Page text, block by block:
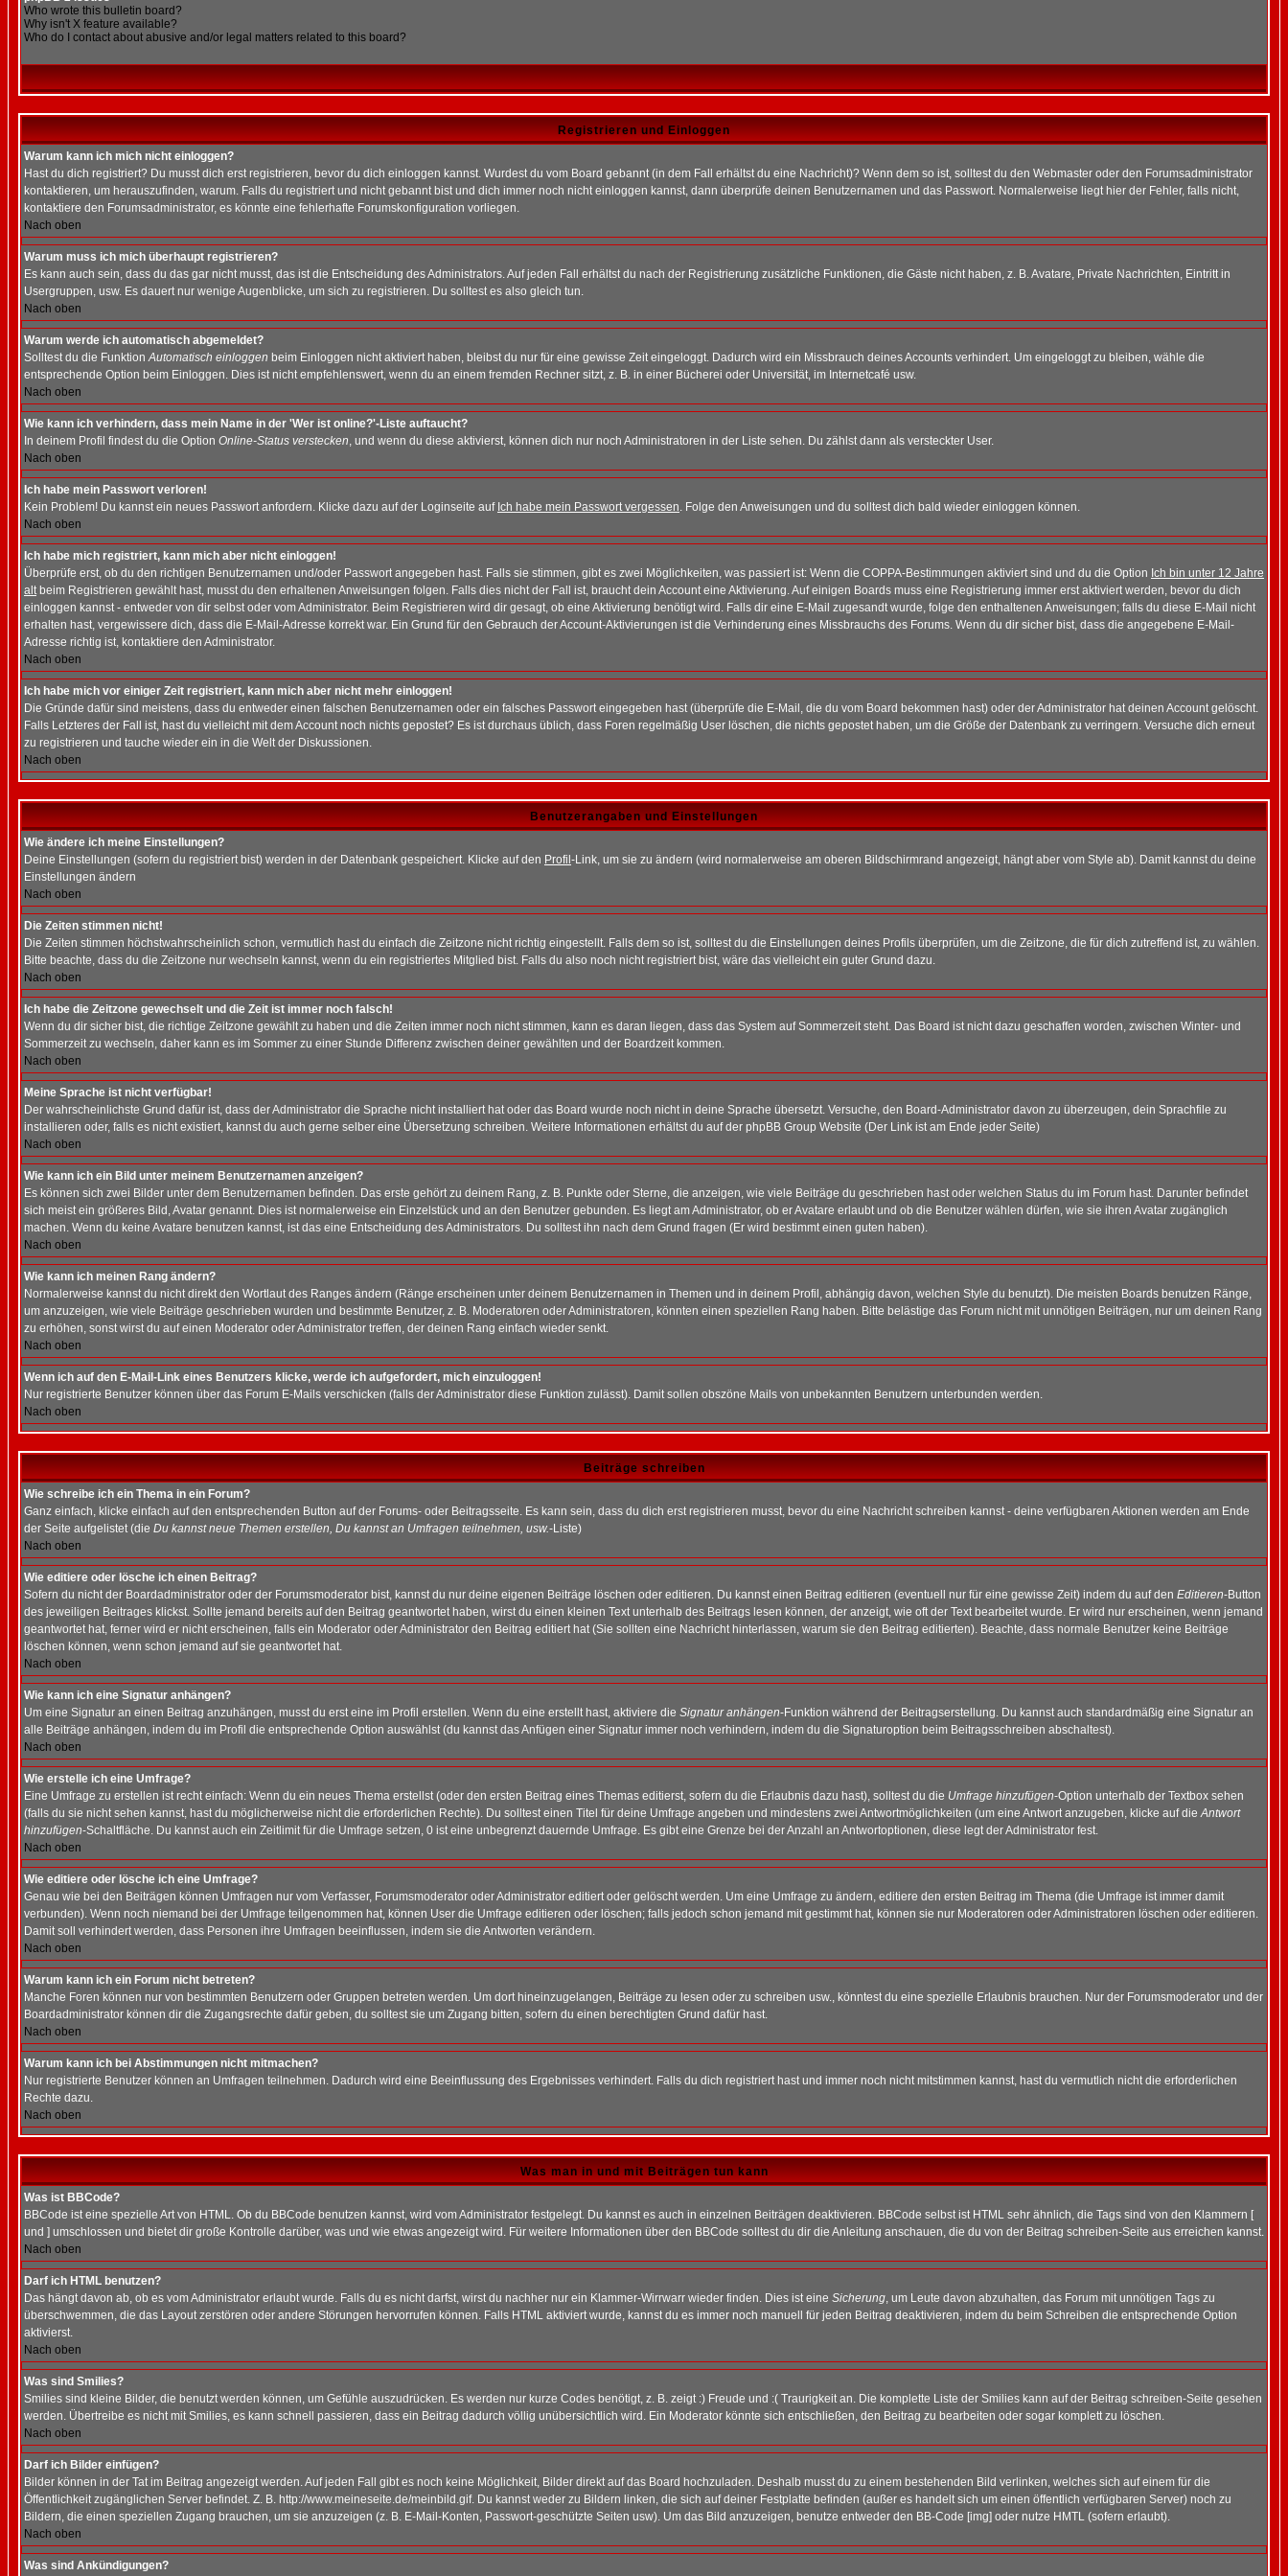
Who wrote this bulletin board?
Why isn't X feature available?
Who do I contact about abusive and/or legal matters related to this board?
Registrieren und Einloggen
Warum kann ich mich nicht einloggen?
Hast du dich registriert? Du musst dich erst registrieren, bevor du dich einloggen kannst. Wurdest du vom Board gebannt (in dem Fall erhältst du eine Nachricht)? Wenn dem so ist, solltest du den Webmaster oder den Forumsadministrator
kontaktieren, um herauszufinden, warum. Falls du registriert und nicht gebannt bist und dich immer noch nicht einloggen kannst, dann überprüfe deinen Benutzernamen und das Passwort. Normalerweise liegt hier der Fehler, falls nicht,
kontaktiere den Forumsadministrator, es könnte eine fehlerhafte Forumskonfiguration vorliegen.
Nach oben
Warum muss ich mich überhaupt registrieren?
Es kann auch sein, dass du das gar nicht musst, das ist die Entscheidung des Administrators. Auf jeden Fall erhältst du nach der Registrierung zusätzliche Funktionen, die Gäste nicht haben, z. B. Avatare, Private Nachrichten, Eintritt in
Usergruppen, usw. Es dauert nur wenige Augenblicke, um sich zu registrieren. Du solltest es also gleich tun.
Nach oben
Warum werde ich automatisch abgemeldet?
Solltest du die FunktionAutomatisch einloggen beim Einloggen nicht aktiviert haben, bleibst du nur für eine gewisse Zeit eingeloggt. Dadurch wird ein Missbrauch deines Accounts verhindert. Um eingeloggt zu bleiben, wähle die
entsprechende Option beim Einloggen. Dies ist nicht empfehlenswert, wenn du an einem fremden Rechner sitzt, z. B. in einer Bücherei oder Universität, im Internetcafé usw.
Nach oben
Wie kann ich verhindern, dass mein Name in der 'Wer ist online?'-Liste auftaucht?
In deinem Profil findest du die Option Online-Status verstecken, und wenn du diese aktivierst, können dich nur noch Administratoren in der Liste sehen. Du zählst dann als versteckter User.
Nach oben
Ich habe mein Passwort verloren!
Kein Problem! Du kannst ein neues Passwort anfordern. Klicke dazu auf der Loginseite auf Ich habe mein Passwort vergessen. Folge den Anweisungen und du solltest dich bald wieder einloggen können.
Nach oben
Ich habe mich registriert, kann mich aber nicht einloggen!
Überprüfe erst, ob du den richtigen Benutzernamen und/oder Passwort angegeben hast. Falls sie stimmen, gibt es zwei Möglichkeiten, was passiert ist: Wenn die COPPA-Bestimmungen aktiviert sind und du die Option Ich bin unter 12 Jahre
altbeim Registrieren gewählt hast, musst du den erhaltenen Anweisungen folgen. Falls dies nicht der Fall ist, braucht dein Account eine Aktivierung. Auf einigen Boards muss eine Registrierung immer erst aktiviert werden, bevor du dich
einloggen kannst - entweder von dir selbst oder vom Administrator. Beim Registrieren wird dir gesagt, ob eine Aktivierung benötigt wird. Falls dir eine E-Mail zugesandt wurde, folge den enthaltenen Anweisungen; falls du diese E-Mail nicht
erhalten hast, vergewissere dich, dass die E-Mail-Adresse korrekt war. Ein Grund für den Gebrauch der Account-Aktivierungen ist die Verhinderung eines Missbrauchs des Forums. Wenn du dir sicher bist, dass die angegebene E-Mail-
Adresse richtig ist, kontaktiere den Administrator.
Nach oben
Ich habe mich vor einiger Zeit registriert, kann mich aber nicht mehr einloggen!
Die Gründe dafür sind meistens, dass du entweder einen falschen Benutzernamen oder ein falsches Passwort eingegeben hast (überprüfe die E-Mail, die du vom Board bekommen hast) oder der Administrator hat deinen Account gelöscht.
Falls Letzteres der Fall ist, hast du vielleicht mit dem Account noch nichts gepostet? Es ist durchaus üblich, dass Foren regelmäßig User löschen, die nichts gepostet haben, um die Größe der Datenbank zu verringern. Versuche dich erneut
zu registrieren und tauche wieder ein in die Welt der Diskussionen.
Nach oben
Benutzerangaben und Einstellungen
Wie ändere ich meine Einstellungen?
Deine Einstellungen (sofern du registriert bist) werden in der Datenbank gespeichert. Klicke auf den Profil -Link, um sie zu ändern (wird normalerweise am oberen Bildschirmrand angezeigt, hängt aber vom Style ab). Damit kannst du deine
Einstellungen ändern
Nach oben
Die Zeiten stimmen nicht!
Die Zeiten stimmen höchstwahrscheinlich schon, vermutlich hast du einfach die Zeitzone nicht richtig eingestellt. Falls dem so ist, solltest du die Einstellungen deines Profils überprüfen, um die Zeitzone, die für dich zutreffend ist, zu wählen.
Bitte beachte, dass du die Zeitzone nur wechseln kannst, wenn du ein registriertes Mitglied bist. Falls du also noch nicht registriert bist, wäre das vielleicht ein guter Grund dazu.
Nach oben
Ich habe die Zeitzone gewechselt und die Zeit ist immer noch falsch!
Wenn du dir sicher bist, die richtige Zeitzone gewählt zu haben und die Zeiten immer noch nicht stimmen, kann es daran liegen, dass das System auf Sommerzeit steht. Das Board ist nicht dazu geschaffen worden, zwischen Winter- und
Sommerzeit zu wechseln, daher kann es im Sommer zu einer Stunde Differenz zwischen deiner gewählten und der Boardzeit kommen.
Nach oben
Meine Sprache ist nicht verfügbar!
Der wahrscheinlichste Grund dafür ist, dass der Administrator die Sprache nicht installiert hat oder das Board wurde noch nicht in deine Sprache übersetzt. Versuche, den Board-Administrator davon zu überzeugen, dein Sprachfile zu
installieren oder, falls es nicht existiert, kannst du auch gerne selber eine Übersetzung schreiben. Weitere Informationen erhältst du auf der phpBB Group Website (Der Link ist am Ende jeder Seite)
Nach oben
Wie kann ich ein Bild unter meinem Benutzernamen anzeigen?
Es können sich zwei Bilder unter dem Benutzernamen befinden. Das erste gehört zu deinem Rang, z. B. Punkte oder Sterne, die anzeigen, wie viele Beiträge du geschrieben hast oder welchen Status du im Forum hast. Darunter befindet
sich meist ein größeres Bild, Avatar genannt. Dies ist normalerweise ein Einzelstück und an den Benutzer gebunden. Es liegt am Administrator, ob er Avatare erlaubt und ob die Benutzer wählen dürfen, wie sie ihren Avatar zugänglich
machen. Wenn du keine Avatare benutzen kannst, ist das eine Entscheidung des Administrators. Du solltest ihn nach dem Grund fragen (Er wird bestimmt einen guten haben).
Nach oben
Wie kann ich meinen Rang ändern?
Normalerweise kannst du nicht direkt den Wortlaut des Ranges ändern (Ränge erscheinen unter deinem Benutzernamen in Themen und in deinem Profil, abhängig davon, welchen Style du benutzt). Die meisten Boards benutzen Ränge,
um anzuzeigen, wie viele Beiträge geschrieben wurden und bestimmte Benutzer, z. B. Moderatoren oder Administratoren, könnten einen speziellen Rang haben. Bitte belästige das Forum nicht mit unnötigen Beiträgen, nur um deinen Rang
zu erhöhen, sonst wirst du auf einen Moderator oder Administrator treffen, der deinen Rang einfach wieder senkt.
Nach oben
Wenn ich auf den E-Mail-Link eines Benutzers klicke, werde ich aufgefordert, mich einzuloggen!
Nur registrierte Benutzer können über das Forum E-Mails verschicken (falls der Administrator diese Funktion zulässt). Damit sollen obszöne Mails von unbekannten Benutzern unterbunden werden.
Nach oben
Beiträge schreiben
Wie schreibe ich ein Thema in ein Forum?
Ganz einfach, klicke einfach auf den entsprechenden Button auf der Forums- oder Beitragsseite. Es kann sein, dass du dich erst registrieren musst, bevor du eine Nachricht schreiben kannst - deine verfügbaren Aktionen werden am Ende
der Seite aufgelistet (die Du kannst neue Themen erstellen, Du kannst an Umfragen teilnehmen, usw.-Liste)
Nach oben
Wie editiere oder lösche ich einen Beitrag?
Sofern du nicht der Boardadministrator oder der Forumsmoderator bist, kannst du nur deine eigenen Beiträge löschen oder editieren. Du kannst einen Beitrag editieren (eventuell nur für eine gewisse Zeit) indem du auf den Editieren-Button
des jeweiligen Beitrages klickst. Sollte jemand bereits auf den Beitrag geantwortet haben, wirst du einen kleinen Text unterhalb des Beitrags lesen können, der anzeigt, wie oft der Text bearbeitet wurde. Er wird nur erscheinen, wenn jemand
geantwortet hat, ferner wird er nicht erscheinen, falls ein Moderator oder Administrator den Beitrag editiert hat (Sie sollten eine Nachricht hinterlassen, warum sie den Beitrag editierten). Beachte, dass normale Benutzer keine Beiträge
löschen können, wenn schon jemand auf sie geantwortet hat.
Nach oben
Wie kann ich eine Signatur anhängen?
Um eine Signatur an einen Beitrag anzuhängen, musst du erst eine im Profil erstellen. Wenn du eine erstellt hast, aktiviere die Signatur anhängen-Funktion während der Beitragserstellung. Du kannst auch standardmäßig eine Signatur an
alle Beiträge anhängen, indem du im Profil die entsprechende Option auswählst (du kannst das Anfügen einer Signatur immer noch verhindern, indem du die Signaturoption beim Beitragsschreiben abschaltest).
Nach oben
Wie erstelle ich eine Umfrage?
Eine Umfrage zu erstellen ist recht einfach: Wenn du ein neues Thema erstellst (oder den ersten Beitrag eines Themas editierst, sofern du die Erlaubnis dazu hast), solltest du die Umfrage hinzufügen-Option unterhalb der Textbox sehen
(falls du sie nicht sehen kannst, hast du möglicherweise nicht die erforderlichen Rechte). Du solltest einen Titel für deine Umfrage angeben und mindestens zwei Antwortmöglichkeiten (um eine Antwort anzugeben, klicke auf dieAntwort
hinzufügen-Schaltfläche. Du kannst auch ein Zeitlimit für die Umfrage setzen, 0 ist eine unbegrenzt dauernde Umfrage. Es gibt eine Grenze bei der Anzahl an Antwortoptionen, diese legt der Administrator fest.
Nach oben
Wie editiere oder lösche ich eine Umfrage?
Genau wie bei den Beiträgen können Umfragen nur vom Verfasser, Forumsmoderator oder Administrator editiert oder gelöscht werden. Um eine Umfrage zu ändern, editiere den ersten Beitrag im Thema (die Umfrage ist immer damit
verbunden). Wenn noch niemand bei der Umfrage teilgenommen hat, können User die Umfrage editieren oder löschen; falls jedoch schon jemand mit gestimmt hat, können sie nur Moderatoren oder Administratoren löschen oder editieren.
Damit soll verhindert werden, dass Personen ihre Umfragen beeinflussen, indem sie die Antworten verändern.
Nach oben
Warum kann ich ein Forum nicht betreten?
Manche Foren können nur von bestimmten Benutzern oder Gruppen betreten werden. Um dort hineinzugelangen, Beiträge zu lesen oder zu schreiben usw., könntest du eine spezielle Erlaubnis brauchen. Nur der Forumsmoderator und der
Boardadministrator können dir die Zugangsrechte dafür geben, du solltest sie um Zugang bitten, sofern du einen berechtigten Grund dafür hast.
Nach oben
Warum kann ich bei Abstimmungen nicht mitmachen?
Nur registrierte Benutzer können an Umfragen teilnehmen. Dadurch wird eine Beeinflussung des Ergebnisses verhindert. Falls du dich registriert hast und immer noch nicht mitstimmen kannst, hast du vermutlich nicht die erforderlichen
Rechte dazu.
Nach oben
Was man in und mit Beiträgen tun kann
Was ist BBCode?
BBCode ist eine spezielle Art von HTML. Ob du BBCode benutzen kannst, wird vom Administrator festgelegt. Du kannst es auch in einzelnen Beiträgen deaktivieren. BBCode selbst ist HTML sehr ähnlich, die Tags sind von den Klammern [
und ] umschlossen und bietet dir große Kontrolle darüber, was und wie etwas angezeigt wird. Für weitere Informationen über den BBCode solltest du dir die Anleitung anschauen, die du von der Beitrag schreiben-Seite aus erreichen kannst.
Nach oben
Darf ich HTML benutzen?
Das hängt davon ab, ob es vom Administrator erlaubt wurde. Falls du es nicht darfst, wirst du nachher nur ein Klammer-Wirrwarr wieder finden. Dies ist eine Sicherung, um Leute davon abzuhalten, das Forum mit unnötigen Tags zu
überschwemmen, die das Layout zerstören oder andere Störungen hervorrufen können. Falls HTML aktiviert wurde, kannst du es immer noch manuell für jeden Beitrag deaktivieren, indem du beim Schreiben die entsprechende Option
aktivierst.
Nach oben
Was sind Smilies?
Smilies sind kleine Bilder, die benutzt werden können, um Gefühle auszudrücken. Es werden nur kurze Codes benötigt, z. B. zeigt :) Freude und :( Traurigkeit an. Die komplette Liste der Smilies kann auf der Beitrag schreiben-Seite gesehen
werden. Übertreibe es nicht mit Smilies, es kann schnell passieren, dass ein Beitrag dadurch völlig unübersichtlich wird. Ein Moderator könnte sich entschließen, den Beitrag zu bearbeiten oder sogar komplett zu löschen.
Nach oben
Darf ich Bilder einfügen?
Bilder können in der Tat im Beitrag angezeigt werden. Auf jeden Fall gibt es noch keine Möglichkeit, Bilder direkt auf das Board hochzuladen. Deshalb musst du zu einem bestehenden Bild verlinken, welches sich auf einem für die
Öffentlichkeit zugänglichen Server befindet. Z. B. http://www.meineseite.de/meinbild.gif. Du kannst weder zu Bildern linken, die sich auf deiner Festplatte befinden (außer es handelt sich um einen öffentlich verfügbaren Server) noch zu
Bildern, die einen speziellen Zugang brauchen, um sie anzuzeigen (z. B. E-Mail-Konten, Passwort-geschützte Seiten usw). Um das Bild anzuzeigen, benutze entweder den BB-Code [img] oder nutze HMTL (sofern erlaubt).
Nach oben
Was sind Ankündigungen?